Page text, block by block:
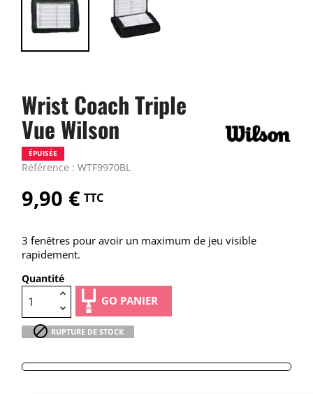
Wrist Coach Triple
Vue Wilson
Référence : WTF9970BL
ÉPUISÉE
9,90 € TTC
3 fenêtres pour avoir un maximum de jeu visible
rapidement.
Quantité
GO PANIER
 RUPTURE DE STOCK